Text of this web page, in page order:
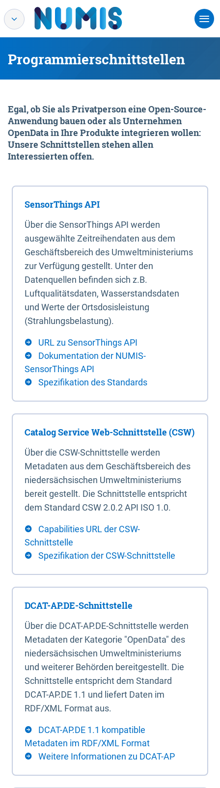
Programmierschnittstellen
Egal, ob Sie als Privatperson eine Open-Source-
Anwendung bauen oder als Unternehmen
OpenData in Ihre Produkte integrieren wollen:
Unsere Schnittstellen stehen allen
Interessierten offen.
SensorThings API
Über die SensorThings API werden
ausgewählte Zeitreihendaten aus dem
Geschäftsbereich des Umweltministeriums
zur Verfügung gestellt. Unter den
Datenquellen befinden sich z.B.
Luftqualitätsdaten, Wasserstandsdaten
und Werte der Ortsdosisleistung
(Strahlungsbelastung).
URL zu SensorThings API
Dokumentation der NUMIS-
SensorThings API
Spezifikation des Standards
Catalog Service Web-Schnittstelle (CSW)
Über die CSW-Schnittstelle werden
Metadaten aus dem Geschäftsbereich des
niedersächsischen Umweltministeriums
bereit gestellt. Die Schnittstelle entspricht
dem Standard CSW 2.0.2 API ISO 1.0.
Capabilities URL der CSW-
Schnittstelle
Spezifikation der CSW-Schnittstelle
DCAT-AP.DE-Schnittstelle
Über die DCAT-AP.DE-Schnittstelle werden
Metadaten der Kategorie "OpenData" des
niedersächsischen Umweltministeriums
und weiterer Behörden bereitgestellt. Die
Schnittstelle entspricht dem Standard
DCAT-AP.DE 1.1 und liefert Daten im
RDF/XML Format aus.
DCAT-AP.DE 1.1 kompatible
Metadaten im RDF/XML Format
Weitere Informationen zu DCAT-AP